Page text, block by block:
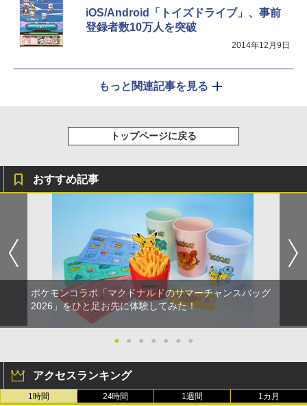
iOS/Android「トイズドライブ」、事前
登録者数10万人を突破
2014年12月9日
もっと関連記事を見る
トップページに戻る
おすすめ記事
ポケモンコラボ「マクドナルドのサマーチャンスバッグ
2026」をひと足お先に体験してみた！
● ● ● ● ● ● ●
アクセスランキング
1時間 24時間 1週間 1カ月